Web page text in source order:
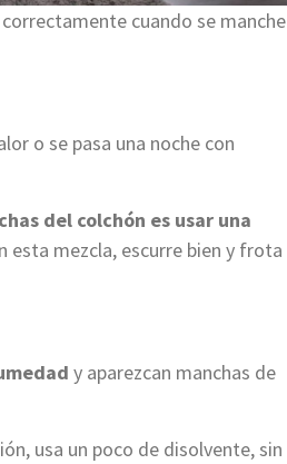
cuando se manche
o se pasa una noche con
del colchón es usar una
esta mezcla, escurre bien y frota
y aparezcan manchas de
usa un poco de disolvente, sin